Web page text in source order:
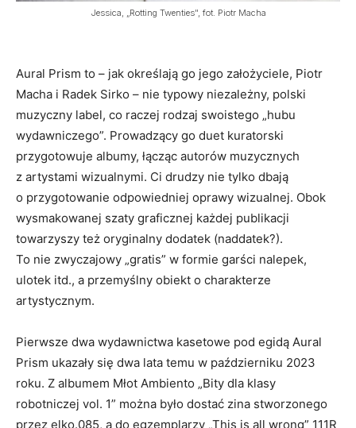
Jessica, „Rotting Twenties", fot. Piotr Macha
Aural Prism to – jak określają go jego założyciele, Piotr
Macha i Radek Sirko – nie typowy niezależny, polski
muzyczny label, co raczej rodzaj swoistego „hubu
wydawniczego”. Prowadzący go duet kuratorski
przygotowuje albumy, łącząc autorów muzycznych
z artystami wizualnymi. Ci drudzy nie tylko dbają
o przygotowanie odpowiedniej oprawy wizualnej. Obok
wysmakowanej szaty graficznej każdej publikacji
towarzyszy też oryginalny dodatek (naddatek?).
To nie zwyczajowy „gratis” w formie garści nalepek,
ulotek itd., a przemyślny obiekt o charakterze
artystycznym.
Pierwsze dwa wydawnictwa kasetowe pod egidą Aural
Prism ukazały się dwa lata temu w październiku 2023
roku. Z albumem Młot Ambiento „Bity dla klasy
robotniczej vol. 1” można było dostać zina stworzonego
przez elko.085, a do egzemplarzy „This is all wrong” 111R